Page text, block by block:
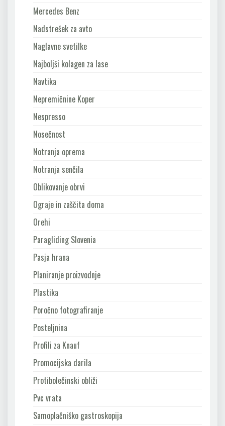
Mercedes Benz
Nadstrešek za avto
Naglavne svetilke
Najboljši kolagen za lase
Navtika
Nepremičnine Koper
Nespresso
Nosečnost
Notranja oprema
Notranja senčila
Oblikovanje obrvi
Ograje in zaščita doma
Orehi
Paragliding Slovenia
Pasja hrana
Planiranje proizvodnje
Plastika
Poročno fotografiranje
Posteljnina
Profili za Knauf
Promocijska darila
Protibolečinski obliži
Pvc vrata
Samoplačniško gastroskopija